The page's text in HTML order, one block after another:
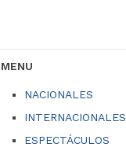
MENU
NACIONALES
INTERNACIONALES
ESPECTÁCULOS